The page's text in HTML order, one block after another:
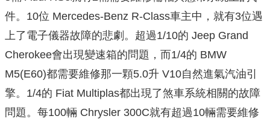
件。10位 Mercedes-Benz R-Class車主中，就有3位遇
上了電子儀器故障的悲劇。超過1/10的 Jeep Grand
Cherokee會出現變速箱的問題，而1/4的 BMW
M5(E60)都需要維修那一顆5.0升 V10自然進氣汽油引
擎。1/4的 Fiat Multiplas都出現了煞車系統相關的故障
問題。每100輛 Chrysler 300C就有超過10輛需要維修